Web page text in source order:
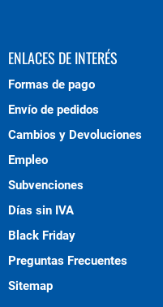
ENLACES DE INTERÉS
Formas de pago
Envío de pedidos
Cambios y Devoluciones
Empleo
Subvenciones
Días sin IVA
Black Friday
Preguntas Frecuentes
Sitemap